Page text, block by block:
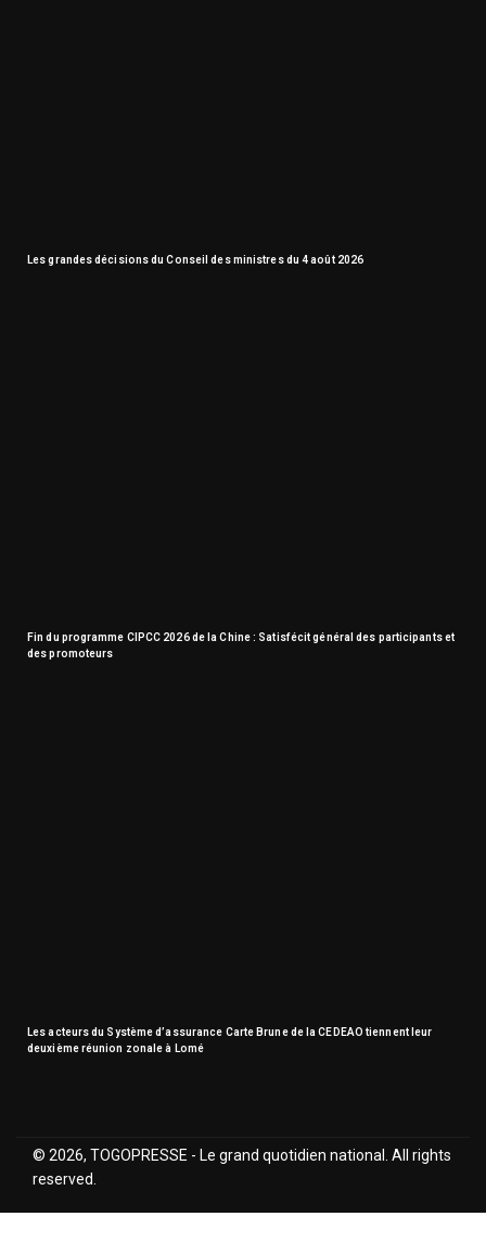
Les grandes décisions du Conseil des ministres du 4 août 2026
Fin du programme CIPCC 2026 de la Chine : Satisfécit général des participants et
des promoteurs
Les acteurs du Système d’assurance Carte Brune de la CEDEAO tiennent leur
deuxième réunion zonale à Lomé
© 2026, TOGOPRESSE - Le grand quotidien national. All rights
reserved.